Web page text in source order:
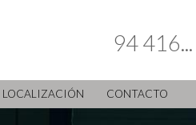
94 416...
LOCALIZACIÓN CONTACTO